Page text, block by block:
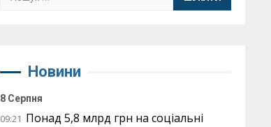
Новини
8 Серпня
09:21 Понад 5,8 млрд грн на соціальні